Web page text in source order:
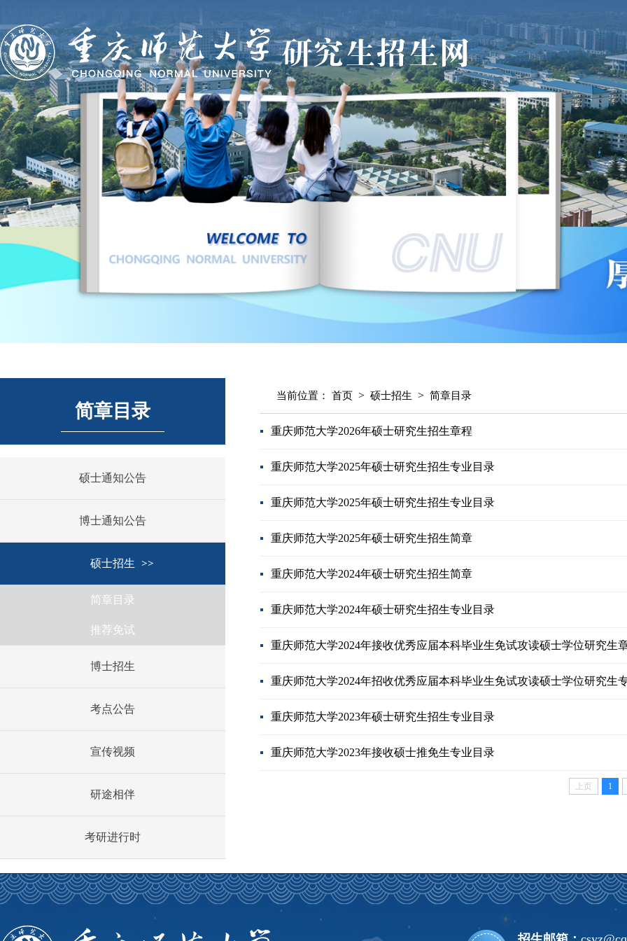
简章目录
硕士通知公告
博士通知公告
硕士招生
简章目录
推荐免试
博士招生
考点公告
宣传视频
研途相伴
考研进行时
当前位置： 首页 > 硕士招生 > 简章目录
重庆师范大学2026年硕士研究生招生章程
重庆师范大学2025年硕士研究生招生专业目录
重庆师范大学2025年硕士研究生招生专业目录
重庆师范大学2025年硕士研究生招生简章
重庆师范大学2024年硕士研究生招生简章
重庆师范大学2024年硕士研究生招生专业目录
重庆师范大学2024年接收优秀应届本科毕业生免试攻读硕士学位研究生
重庆师范大学2024年招收优秀应届本科毕业生免试攻读硕士学位研究生
重庆师范大学2023年硕士研究生招生专业目录
重庆师范大学2023年接收硕士推免生专业目录
上页 1